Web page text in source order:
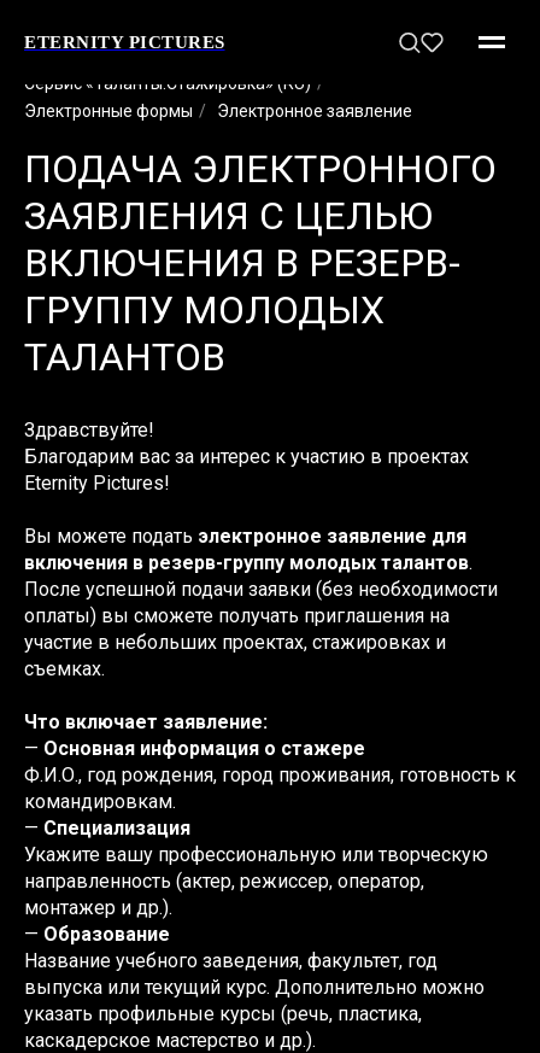
ETERNITY PICTURES
Сервис «Таланты:Стажировка» (RU) /
Электронные формы / Электронное заявление
ПОДАЧА ЭЛЕКТРОННОГО
ЗАЯВЛЕНИЯ С ЦЕЛЬЮ
ВКЛЮЧЕНИЯ В РЕЗЕРВ-
ГРУППУ МОЛОДЫХ
ТАЛАНТОВ
Здравствуйте!
Благодарим вас за интерес к участию в проектах
Eternity Pictures!
Вы можете подать электронное заявление для
включения в резерв-группу молодых талантов.
После успешной подачи заявки (без необходимости
оплаты) вы сможете получать приглашения на
участие в небольших проектах, стажировках и
съемках.
Что включает заявление:
— Основная информация о стажере
Ф.И.О., год рождения, город проживания, готовность к
командировкам.
— Специализация
Укажите вашу профессиональную или творческую
направленность (актер, режиссер, оператор,
монтажер и др.).
— Образование
Название учебного заведения, факультет, год
выпуска или текущий курс. Дополнительно можно
указать профильные курсы (речь, пластика,
каскадерское мастерство и др.).